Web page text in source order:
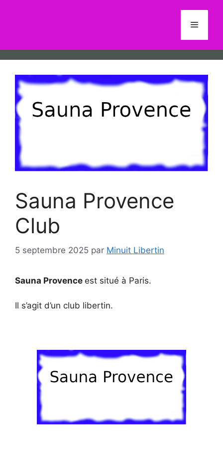
Menu
Sauna Provence
Club
5 septembre 2025 par Minuit Libertin
Sauna Provence est situé à Paris.
Il s’agit d’un club libertin.